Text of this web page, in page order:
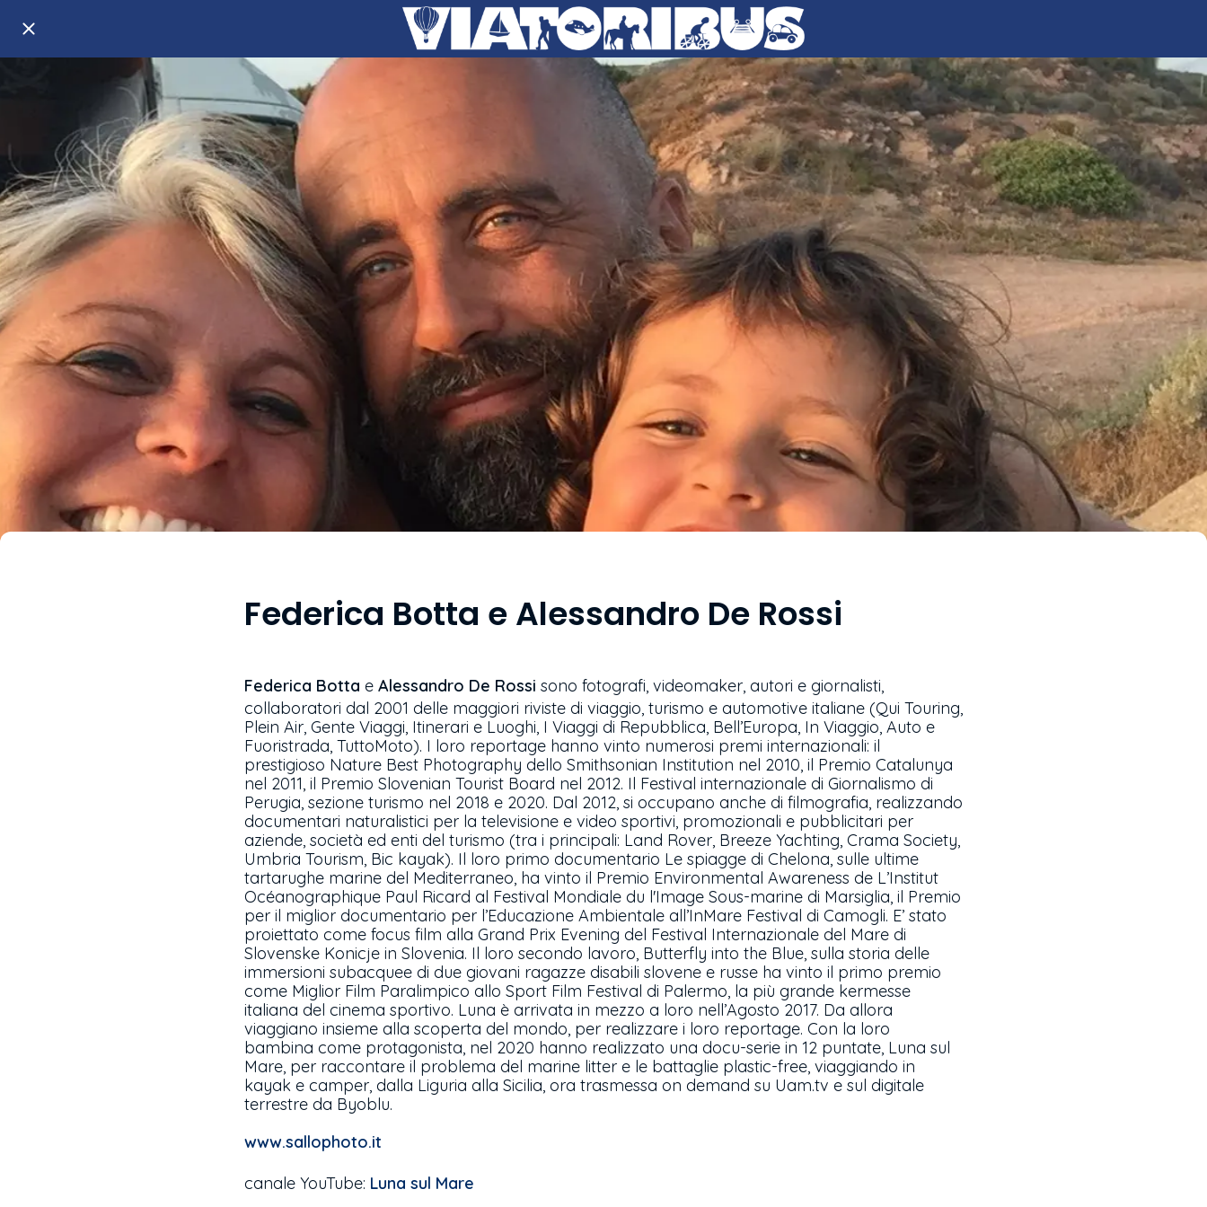
Federica Botta e Alessandro De Rossi
Federica Botta e Alessandro De Rossi sono fotografi, videomaker, autori e giornalisti,
collaboratori dal 2001 delle maggiori riviste di viaggio, turismo e automotive italiane (Qui Touring,
Plein Air, Gente Viaggi, Itinerari e Luoghi, I Viaggi di Repubblica, Bell’Europa, In Viaggio, Auto e
Fuoristrada, TuttoMoto). I loro reportage hanno vinto numerosi premi internazionali: il
prestigioso Nature Best Photography dello Smithsonian Institution nel 2010, il Premio Catalunya
nel 2011, il Premio Slovenian Tourist Board nel 2012. Il Festival internazionale di Giornalismo di
Perugia, sezione turismo nel 2018 e 2020. Dal 2012, si occupano anche di filmografia, realizzando
documentari naturalistici per la televisione e video sportivi, promozionali e pubblicitari per
aziende, società ed enti del turismo (tra i principali: Land Rover, Breeze Yachting, Crama Society,
Umbria Tourism, Bic kayak). Il loro primo documentario Le spiagge di Chelona, sulle ultime
tartarughe marine del Mediterraneo, ha vinto il Premio Environmental Awareness de L’Institut
Océanographique Paul Ricard al Festival Mondiale du l'Image Sous-marine di Marsiglia, il Premio
per il miglior documentario per l’Educazione Ambientale all’InMare Festival di Camogli. E’ stato
proiettato come focus film alla Grand Prix Evening del Festival Internazionale del Mare di
Slovenske Konicje in Slovenia. Il loro secondo lavoro, Butterfly into the Blue, sulla storia delle
immersioni subacquee di due giovani ragazze disabili slovene e russe ha vinto il primo premio
come Miglior Film Paralimpico allo Sport Film Festival di Palermo, la più grande kermesse
italiana del cinema sportivo. Luna è arrivata in mezzo a loro nell’Agosto 2017. Da allora
viaggiano insieme alla scoperta del mondo, per realizzare i loro reportage. Con la loro
bambina come protagonista, nel 2020 hanno realizzato una docu-serie in 12 puntate, Luna sul
Mare, per raccontare il problema del marine litter e le battaglie plastic-free, viaggiando in
kayak e camper, dalla Liguria alla Sicilia, ora trasmessa on demand su Uam.tv e sul digitale
terrestre da Byoblu.
www.sallophoto.it
canale YouTube: Luna sul Mare